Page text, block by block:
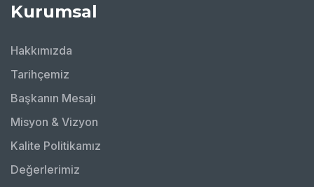
Kurumsal
Hakkımızda
Tarihçemiz
Başkanın Mesajı
Misyon & Vizyon
Kalite Politikamız
Değerlerimiz